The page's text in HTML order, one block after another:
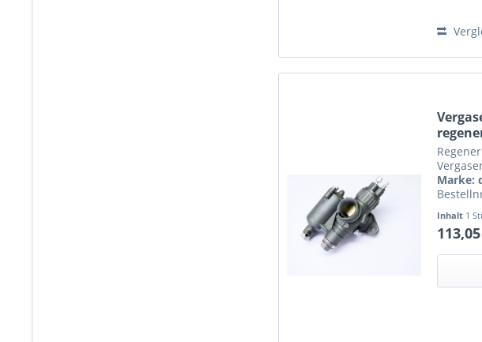
Marke:
Inhalt 1